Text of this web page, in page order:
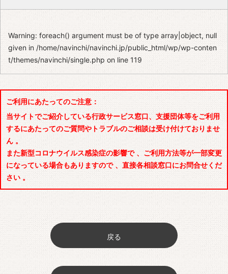
Warning: foreach() argument must be of type array|object, null
given in/home/navinchi/navinchi.jp/public_html/wp/wp-conten
t/themes/navinchi/single.php on line119
ご利用にあたってのご注意：
当サイトでご紹介している行政サービス窓口、支援団体等をご利用
するにあたってのご質問やトラブルのご相談は受け付けておりませ
ん 。
また新型コロナウイルス感染症の影響で 、ご利用方法等が一部変更
になっている場合もありますので 、直接各相談窓口にお問合せくだ
さい 。
戻る